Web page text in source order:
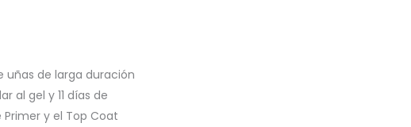
uñas de larga duración
al gel y 11 días de
y el Top Coat